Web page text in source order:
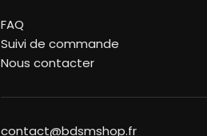
FAQ
Suivi de commande
Nous contacter
contact@bdsmshop.fr